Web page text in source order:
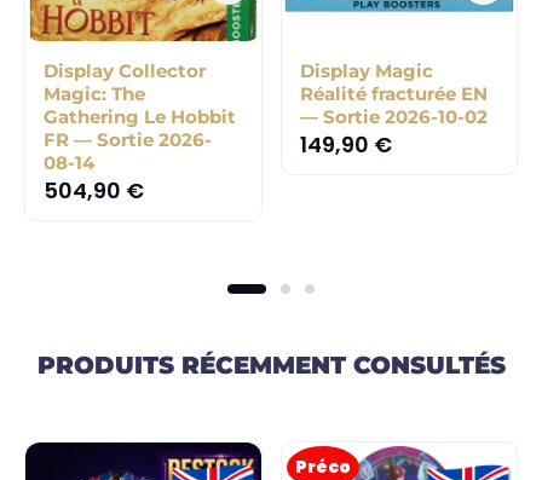
Display Collector
Magic: The
Gathering Le Hobbit
FR — Sortie 2026-
08-14
504,90 €
Display Magic
Réalité fracturée EN
— Sortie 2026-10-02
149,90 €
PRODUITS RÉCEMMENT CONSULTÉS
Préco